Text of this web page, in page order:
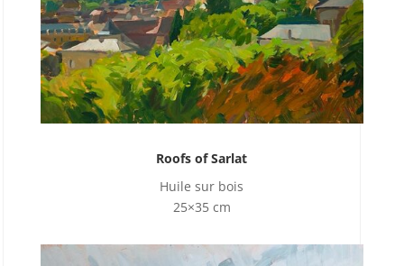
Roofs of Sarlat
Huile sur bois
25×35 cm